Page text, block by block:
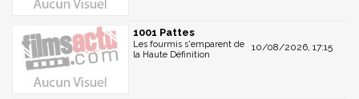
1001 Pattes
10/08/2026, 17:15
Les fourmis s'emparent de
la Haute Définition